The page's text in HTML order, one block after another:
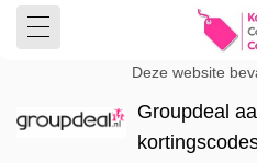
Deze website
Groupdeal